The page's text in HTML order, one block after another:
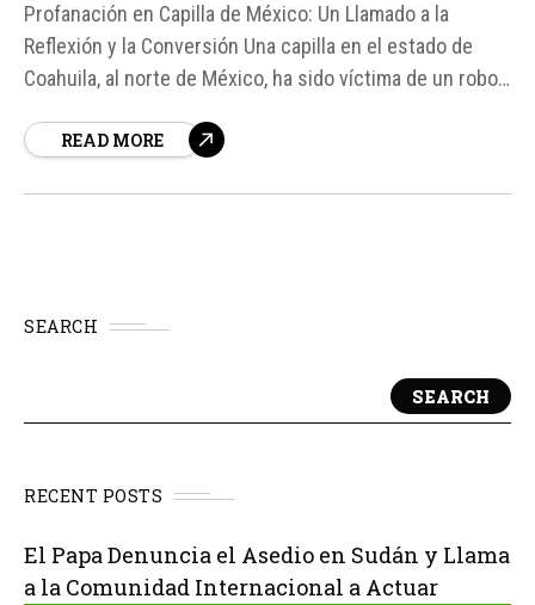
Profanación en Capilla de México: Un Llamado a la
Reflexión y la Conversión Una capilla en el estado de
Coahuila, al norte de México, ha sido víctima de un robo
el P. Fernando Guerrero Gámez, párroco del Santo...
READ MORE
SEARCH
SEARCH
RECENT POSTS
El Papa Denuncia el Asedio en Sudán y Llama
a la Comunidad Internacional a Actuar